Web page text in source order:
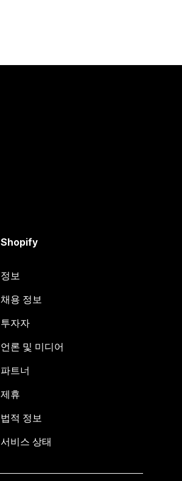
Shopify
정보
채용 정보
투자자
언론 및 미디어
파트너
제휴
법적 정보
서비스 상태